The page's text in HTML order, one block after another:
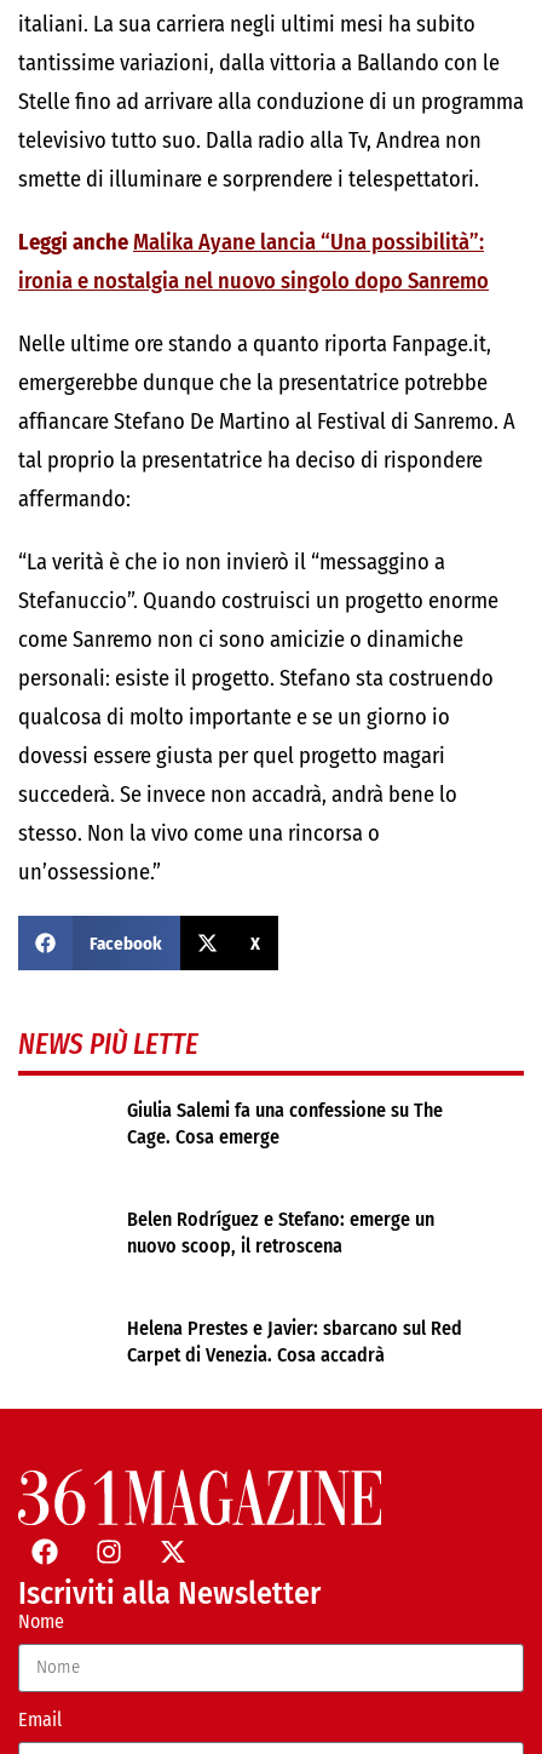
italiani. La sua carriera negli ultimi mesi ha subito
tantissime variazioni, dalla vittoria a Ballando con le
Stelle fino ad arrivare alla conduzione di un programma
televisivo tutto suo. Dalla radio alla Tv, Andrea non
smette di illuminare e sorprendere i telespettatori.
Leggi ancheMalika Ayane lancia “Una possibilità”:
ironia e nostalgia nel nuovo singolo dopo Sanremo
Nelle ultime ore stando a quanto riporta Fanpage.it,
emergerebbe dunque che la presentatrice potrebbe
affiancare Stefano De Martino al Festival di Sanremo. A
tal proprio la presentatrice ha deciso di rispondere
affermando:
“La verità è che io non invierò il “messaggino a
Stefanuccio”. Quando costruisci un progetto enorme
come Sanremo non ci sono amicizie o dinamiche
personali: esiste il progetto. Stefano sta costruendo
qualcosa di molto importante e se un giorno io
dovessi essere giusta per quel progetto magari
succederà. Se invece non accadrà, andrà bene lo
stesso. Non la vivo come una rincorsa o
un’ossessione.”
Facebook X
NEWS PIÙ LETTE
Giulia Salemi fa una confessione su The
Cage. Cosa emerge
Belen Rodríguez e Stefano: emerge un
nuovo scoop, il retroscena
Helena Prestes e Javier: sbarcano sul Red
Carpet di Venezia. Cosa accadrà
Iscriviti alla Newsletter
Nome
Email